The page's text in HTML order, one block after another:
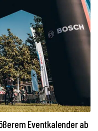
Eventkalender ab